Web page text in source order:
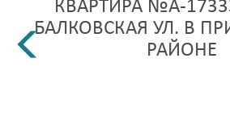
КВАРТИРА №A-
БАЛКОВСКАЯ УЛ. В
РАЙОНЕ